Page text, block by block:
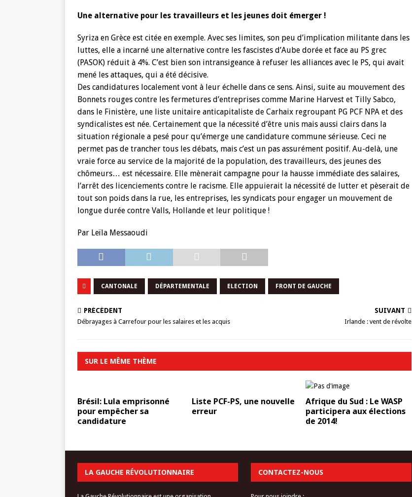
Une alternative pour les travailleurs et les jeunes doit émerger !
Syriza en Grèce est citée en exemple. Avec ses limites, son peu d’implication militante dans les
luttes, elle a incarné une alternative contre les fascistes d’Aube dorée et face au PS grec
(PASOK) réduit à 4%. C’est bien son intransigeance à refuser les alliances avec le PS, qui avait
mené les attaques, qui a été décisive.
Des candidatures localement vont à leur échelle dans ce sens. Ainsi, suite au mouvement des
Bonnets rouges contre les fermetures d’entreprises comme Marine Harvest et Tilly Sabco,
dans le Finistère, une liste unitaire anticapitaliste de Carhaix regroupant PG PCF NPA et des
syndicalistes est née. Certainement que la nécessité d’être unis mais aussi clairs dans la
situation régionale a pesé pour qu’émerge une candidature commune sérieuse. Ceci ne
permet pas de trancher tous les débats, mais c’est un pas assurément positif. Au-delà, une
vraie force au service de la majorité de la population, des travailleurs, des jeunes des
chômeurs… est nécessaire. Elle mènerait campagne pour la hausse immédiate des salaires,
l’arrêt des licenciements contre le racisme. Elle appuierait la nécessité de lutter et pèserait de
tout son poids dans la rue, les entreprises, les syndicats pour engager un mouvement de
longue durée contre Valls, Hollande et leur politique !
Par Leïla Messaoudi
CANTONALE DÉPARTEMENTALE ELECTION FRONT DE GAUCHE
PRÉCÉDENT
Débrayages à Carrefour pour les salaires et les acquis
SUIVANT
Irlande : vent de révolte
SUR LE MÊME THÈME
Brésil: Lula emprisonné
pour empêcher sa
candidature
Liste PCF-PS, une nouvelle
erreur
Afrique du Sud : Le WASP
participera aux élections
de 2014!
LA GAUCHE RÉVOLUTIONNAIRE CONTACTEZ-NOUS